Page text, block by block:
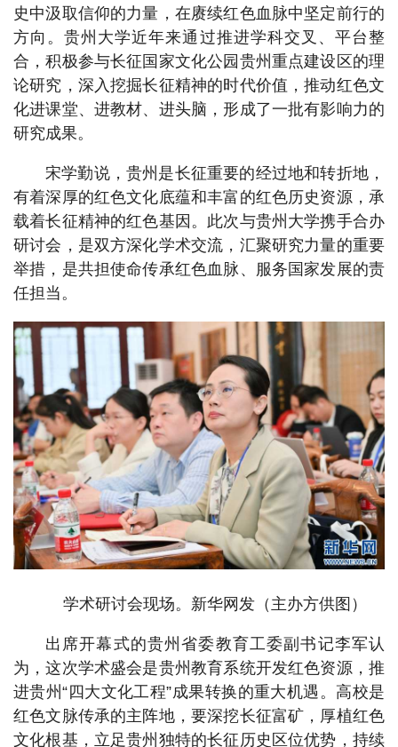
史中汲取信仰的力量，在赓续红色血脉中坚定前行的
方向。贵州大学近年来通过推进学科交叉、平台整
合，积极参与长征国家文化公园贵州重点建设区的理
论研究，深入挖掘长征精神的时代价值，推动红色文
化进课堂、进教材、进头脑，形成了一批有影响力的
研究成果。
宋学勤说，贵州是长征重要的经过地和转折地，
有着深厚的红色文化底蕴和丰富的红色历史资源，承
载着长征精神的红色基因。此次与贵州大学携手合办
研讨会，是双方深化学术交流，汇聚研究力量的重要
举措，是共担使命传承红色血脉、服务国家发展的责
任担当。
学术研讨会现场。新华网发（主办方供图）
出席开幕式的贵州省委教育工委副书记李军认
为，这次学术盛会是贵州教育系统开发红色资源，推
进贵州“四大文化工程”成果转换的重大机遇。高校是
红色文脉传承的主阵地，要深挖长征富矿，厚植红色
文化根基，立足贵州独特的长征历史区位优势，持续